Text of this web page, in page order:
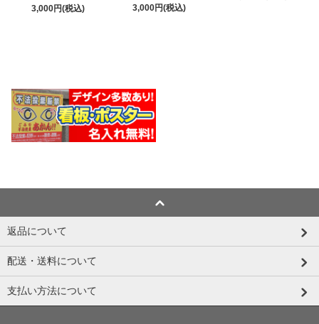
3,000円(税込)
3,000円(税込)
返品について
配送・送料について
支払い方法について